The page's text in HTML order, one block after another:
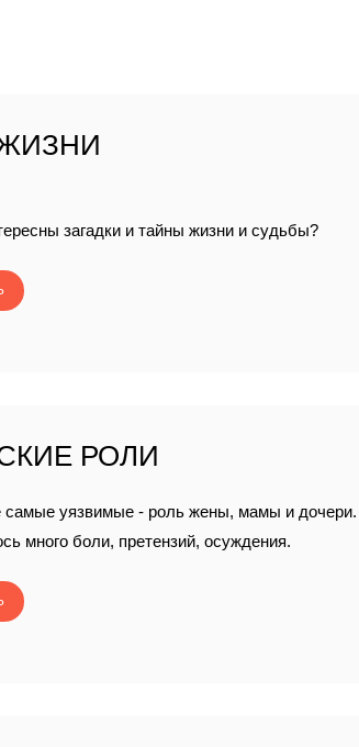
загадки и тайны жизни и судьбы?
РОЛИ
самые уязвимые - роль жены, мамы и дочери.
много боли, претензий, осуждения.